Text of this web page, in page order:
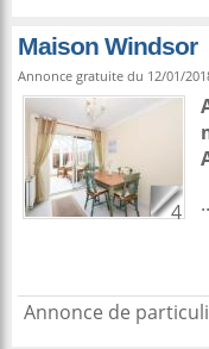
Maison Windsor
Annonce gratuite du 12/01/
4
Annonce de